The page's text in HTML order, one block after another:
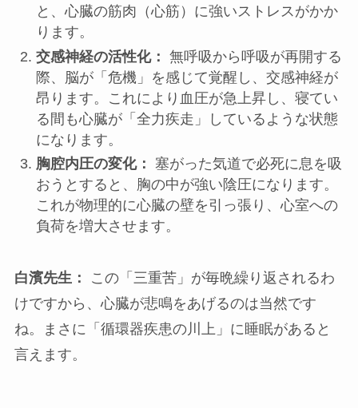
と、心臓の筋肉（心筋）に強いストレスがかか
ります。
交感神経の活性化： 無呼吸から呼吸が再開する
際、脳が「危機」を感じて覚醒し、交感神経が
昂ります。これにより血圧が急上昇し、寝てい
る間も心臓が「全力疾走」しているような状態
になります。
胸腔内圧の変化： 塞がった気道で必死に息を吸
おうとすると、胸の中が強い陰圧になります。
これが物理的に心臓の壁を引っ張り、心室への
負荷を増大させます。
白濱先生：
この「三重苦」が毎晩繰り返されるわ
けですから、心臓が悲鳴をあげるのは当然です
ね。まさに「循環器疾患の川上」に睡眠があると
言えます。